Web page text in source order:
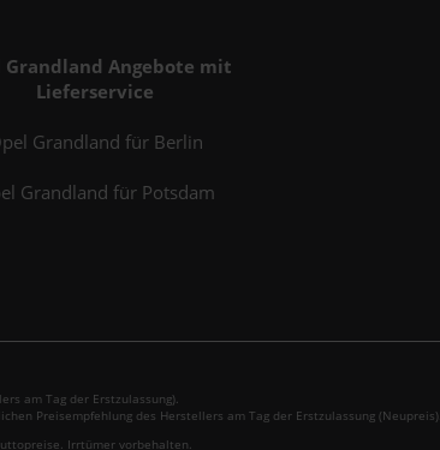
Grandland Angebote mit
Lieferservice
Grandland für Berlin
Grandland für Potsdam
am Tag der Erstzulassung).
Preisempfehlung des Herstellers am Tag der Erstzulassung (Neupreis).
Irrtümer vorbehalten.